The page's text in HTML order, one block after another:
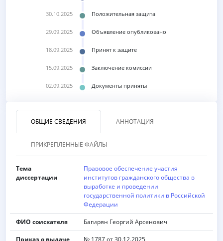
30.10.2025 Положительная защита
29.09.2025 Объявление опубликовано
18.09.2025 Принят к защите
15.09.2025 Заключение комиссии
02.09.2025 Документы приняты
ОБЩИЕ СВЕДЕНИЯ АННОТАЦИЯ
ПРИКРЕПЛЕННЫЕ ФАЙЛЫ
Тема
диссертации
Правовое обеспечение участия
институтов гражданского общества в
выработке и проведении
государственной политики в Российской
Федерации
ФИО соискателя Багирян Георгий Арсенович
Приказ о выдаче
№ 1787 от 30.12.2025